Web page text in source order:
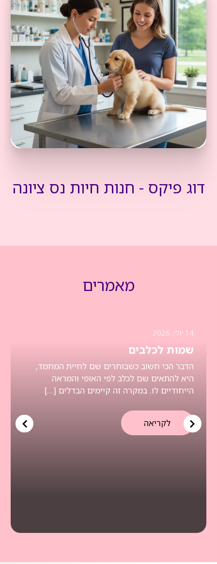
דוג פיקס - חנות חיות נס ציונה
מאמרים
14 יולי, 2026
שמות לכלבים
הדבר הכי חשוב כשבוחרים שם לחיית המחמד,
היא להתאים שם לכלב לפי האופי והמראה
הייחודיים לו. במקרה זה קיימים הבדלים […]
לקריאה